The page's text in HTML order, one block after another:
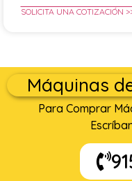
SOLICITA UNA COTIZACIÓN
Máquinas
Para Comprar